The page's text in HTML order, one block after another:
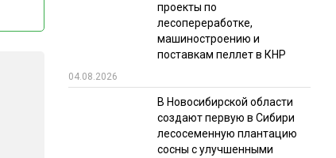
ИТОГИ МЕРОПРИЯТИЙ
проекты по
лесопереработке,
машиностроению и
поставкам пеллет в КНР
04.08.2026
В Новосибирской области
создают первую в Сибири
лесосеменную плантацию
сосны с улучшенными